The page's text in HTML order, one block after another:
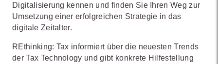
Digitalisierung kennen und finden Sie Ihren Weg zur
Umsetzung einer erfolgreichen Strategie in das
digitale Zeitalter.
REthinking: Tax informiert über die neuesten Trends
der Tax Technology und gibt konkrete Hilfestellung